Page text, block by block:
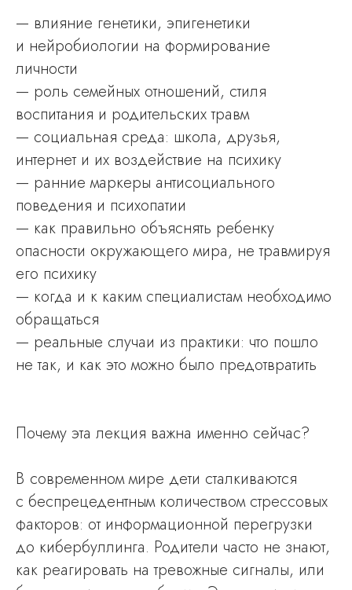
— влияние генетики, эпигенетики
и нейробиологии на формирование
личности
— роль семейных отношений, стиля
воспитания и родительских травм
— социальная среда: школа, друзья,
интернет и их воздействие на психику
— ранние маркеры антисоциального
поведения и психопатии
— как правильно объяснять ребенку
опасности окружающего мира, не травмируя
его психику
— когда и к каким специалистам необходимо
обращаться
— реальные случаи из практики: что пошло
не так, и как это можно было предотвратить
Почему эта лекция важна именно сейчас?
В современном мире дети сталкиваются
с беспрецедентным количеством стрессовых
факторов: от информационной перегрузки
до кибербуллинга. Родители часто не знают,
как реагировать на тревожные сигналы, или